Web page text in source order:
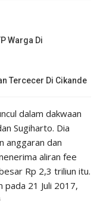
Warga Di
Tercecer Di Cikande
dalam dakwaan
Sugiharto. Dia
anggaran dan
aliran fee
Rp 2,3 triliun itu.
pada 21 Juli 2017,